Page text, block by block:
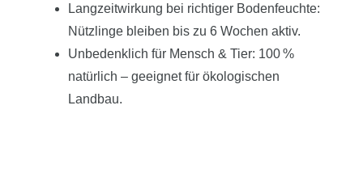
Langzeitwirkung bei richtiger Bodenfeuchte:
Nützlinge bleiben bis zu 6 Wochen aktiv.
Unbedenklich für Mensch & Tier: 100 %
natürlich – geeignet für ökologischen
Landbau.